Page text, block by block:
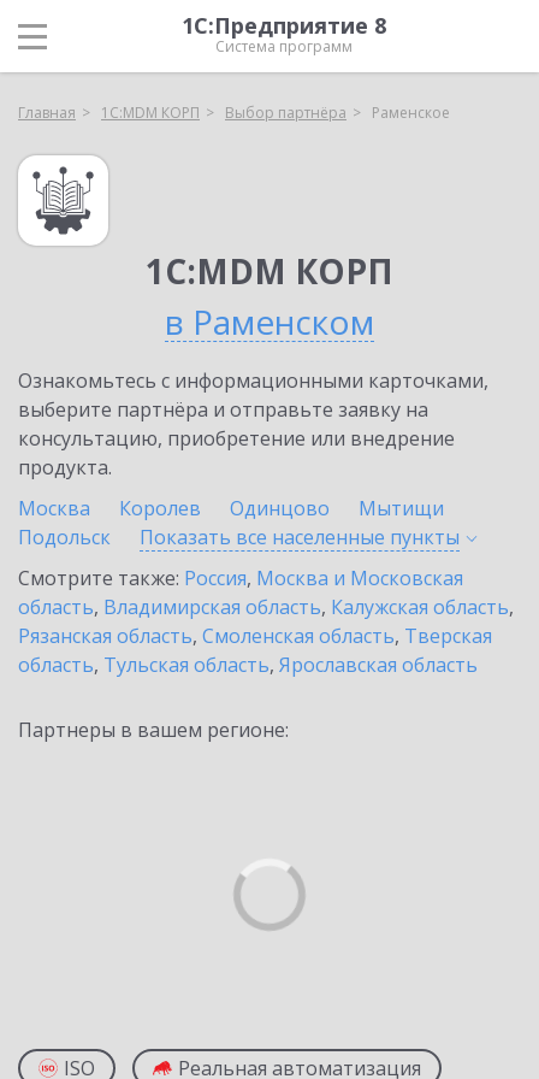
1С:Предприятие 8
Система программ
Главная 1С:MDM КОРП Выбор партнёра Раменское
1С:MDM КОРП
в Раменском
Ознакомьтесь с информационными карточками,
выберите партнёра и отправьте заявку на
консультацию, приобретение или внедрение
продукта.
Москва
Королев Одинцово
Мытищи
Подольск
Показать все населенные пункты
Смотрите также: Россия, Москва и Московская
область, Владимирская область, Калужская область,
Рязанская область, Смоленская область, Тверская
область, Тульская область, Ярославская область
Партнеры в вашем регионе:
ISO Реальная автоматизация